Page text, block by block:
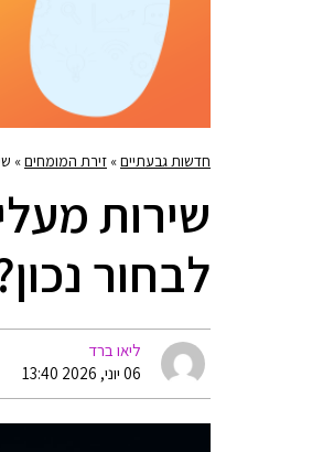
חדשות גבעתיים» זירת המומחים»
שירות
לבחור
ליאו ברד
06 יוני, 2026 13:40